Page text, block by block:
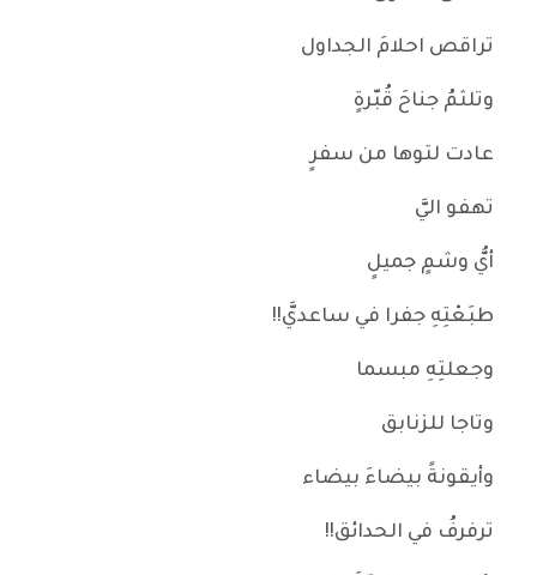
تراقص احلامَ الجداول
وتلثمُ جناحَ قُبّرةٍ
عادت لتوها من سفرٍ
تهفو اليَّ
أيُّ وشمٍ جميلٍ
طبَعْتِهِ جفرا في ساعديَّ!!
وجعلتِهِ مبسما
وتاجا للزنابق
وأيقونةً بيضاءَ بيضاء
ترفرفُ في الحدائق!!